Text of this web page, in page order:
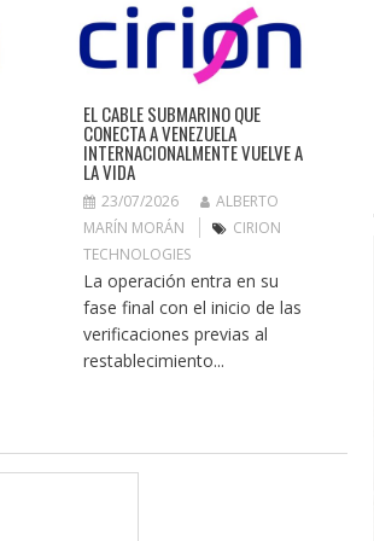
EL CABLE SUBMARINO QUE
CONECTA A VENEZUELA
INTERNACIONALMENTE VUELVE A
LA VIDA
23/07/2026
ALBERTO
MARÍN MORÁN
CIRION
TECHNOLOGIES
La operación entra en su
fase final con el inicio de las
verificaciones previas al
restablecimiento...